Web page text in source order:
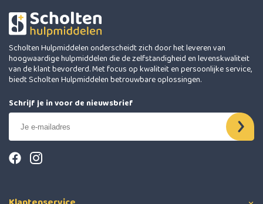
Scholten Hulpmiddelen onderscheidt zich door het leveren van
hoogwaardige hulpmiddelen die de zelfstandigheid en levenskwaliteit
van de klant bevorderd. Met focus op kwaliteit en persoonlijke service,
biedt Scholten Hulpmiddelen betrouwbare oplossingen.
Schrijf je in voor de nieuwsbrief